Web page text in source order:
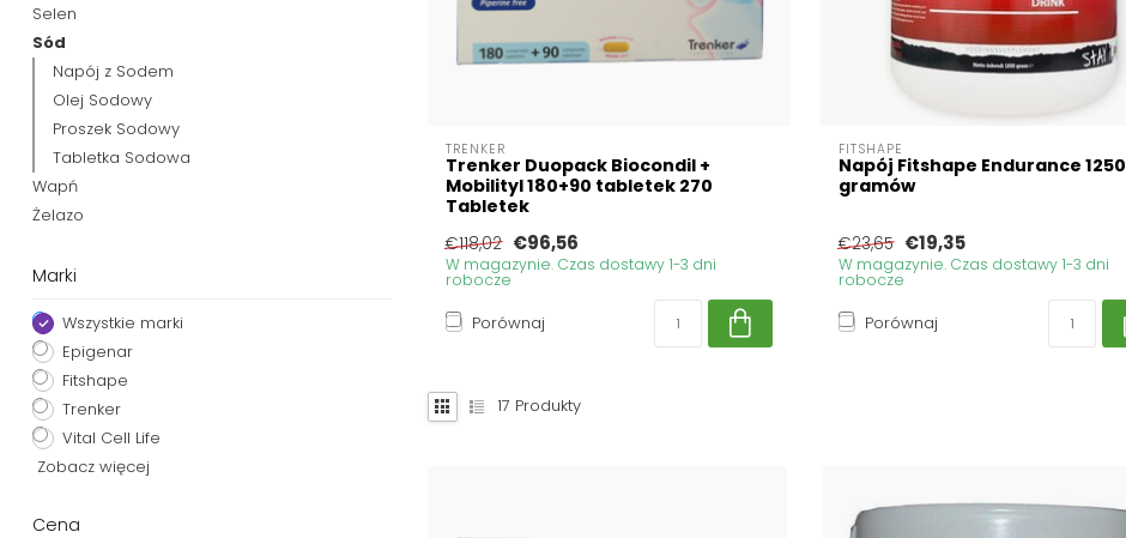
Selen
Sód
Napój z Sodem
Olej Sodowy
Proszek Sodowy
Tabletka Sodowa
Wapń
Żelazo
Marki
Wszystkie marki
Epigenar
Fitshape
Trenker
Vital Cell Life
Zobacz więcej
Cena
TRENKER
Trenker Duopack Biocondil +
Mobilityl 180+90 tabletek 270
Tabletek
€118,02 €96,56
W magazynie. Czas dostawy 1-3 dni
robocze
Porównaj
FITSHAPE
Napój Fitshape Endurance 1250
gramów
€23,65 €19,35
W magazynie. Czas dostawy 1-3 dni
robocze
Porównaj
17 Produkty